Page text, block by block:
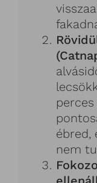
perces
ébred,
nem